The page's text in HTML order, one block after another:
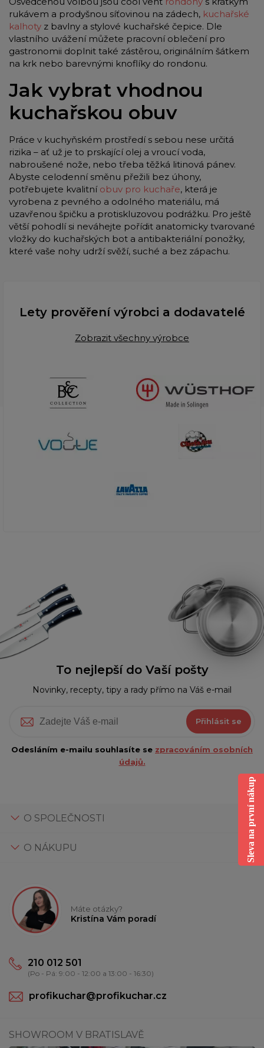
rukávem a prodyšnou síťovinou na zádech, kuchařské
kalhoty z bavlny a stylové kuchařské čepice. Dle
vlastního uvážení můžete pracovní oblečení pro
gastronomii doplnit také zástěrou, originálním šátkem
na krk nebo barevnými knoflíky do rondonu.
Jak vybrat vhodnou
kuchařskou obuv
Práce v kuchyňském prostředí s sebou nese určitá
rizika – ať už je to prskající olej a vroucí voda,
nabroušené nože, nebo třeba těžká litinová pánev.
Abyste celodenní směnu přežili bez úhony,
potřebujete kvalitní obuv pro kuchaře, která je
vyrobena z pevného a odolného materiálu, má
uzavřenou špičku a protiskluzovou podrážku. Pro ještě
větší pohodlí si neváhejte pořídit anatomicky tvarované
vložky do kuchařských bot a antibakteriální ponožky,
které vaše nohy udrží svěží, suché a bez zápachu.
Lety prověření výrobci a dodavatelé
Zobrazit všechny výrobce
To nejlepší do Vaší pošty
Novinky, recepty, tipy a rady přímo na Váš e-mail
Přihlásit se
Odesláním e-mailu souhlasíte se zpracováním osobních
údajů.
O SPOLEČNOSTI
O NÁKUPU
Máte otázky?
Kristína Vám poradí
210 012 501
(Po - Pá: 9:00 - 12:00 a 13:00 - 16:30)
profikuchar@profikuchar.cz
SHOWROOM V BRATISLAVĚ
Sleva na první nákup